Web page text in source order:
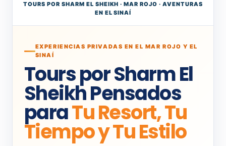
TOURS POR SHARM EL SHEIKH · MAR ROJO · AVENTURAS
EN EL SINAÍ
EXPERIENCIAS PRIVADAS EN EL MAR ROJO Y EL
SINAÍ
Tours por Sharm El
Sheikh Pensados
paraTu Resort, Tu
Tiempo y Tu Estilo